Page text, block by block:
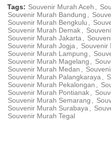
Tags: Souvenir Murah Aceh ,
Souvenir Murah Bandung ,
Souvenir Murah Bengkulu ,
Souvenir Murah Demak,
Souvenir Murah Jakarta,
Souvenir Murah Jogja, Souvenir
Souvenir Murah Lampung ,
Souvenir Murah Magelang ,
Souvenir Murah Medan ,
Souvenir Murah Palangkaraya,
Souvenir Murah Pekalongan ,
Souvenir Murah Pontianak,
Souvenir Murah Semarang ,
Souvenir Murah Surabaya,
Souvenir Murah Tegal